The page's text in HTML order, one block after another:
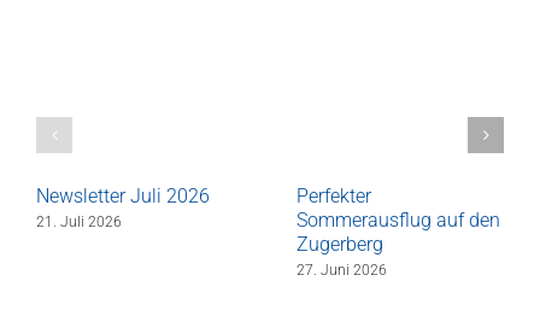
Newsletter Juli 2026
21. Juli 2026
Perfekter
Sommerausflug auf den
Zugerberg
27. Juni 2026